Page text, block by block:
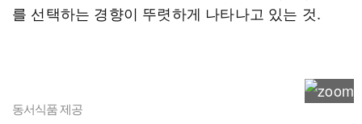
를 선택하는 경향이 뚜렷하게 나타나고 있는 것.
동서식품 제공